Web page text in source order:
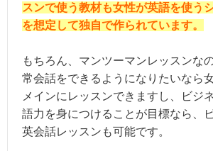
スンで使う教材も女性が英語を使う
を想定して独自で作られています。
もちろん、マンツーマンレッスンな
常会話をできるようになりたいなら
メインにレッスンできますし、ビジ
語力を身につけることが目標なら、
英会話レッスンも可能です。